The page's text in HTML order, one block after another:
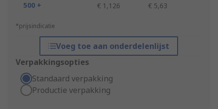
500 +
€ 1,126 € 5,63
*prijsindicatie
Voeg toe aan onderdelenlijst
Verpakkingsopties
Standaard verpakking
Productie verpakking